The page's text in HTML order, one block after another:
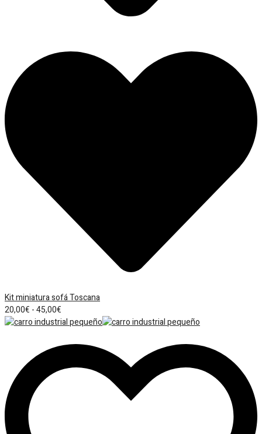
Kit miniatura sofá Toscana
20,00€ -45,00€
de
desde
hasta